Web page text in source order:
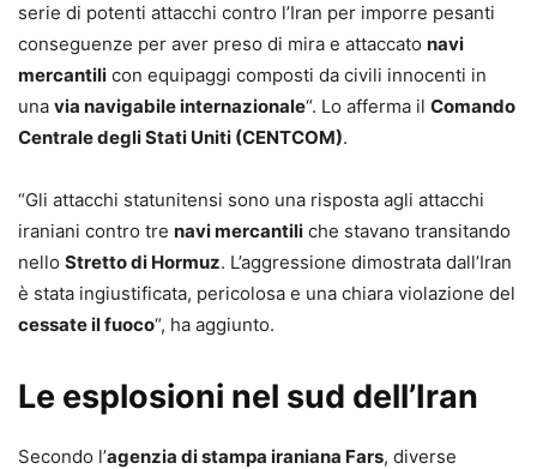
serie di potenti attacchi contro l’Iran per imporre pesanti
conseguenze per aver preso di mira e attaccato navi
mercantili con equipaggi composti da civili innocenti in
una via navigabile internazionale“. Lo afferma il Comando
Centrale degli Stati Uniti (CENTCOM).
“Gli attacchi statunitensi sono una risposta agli attacchi
iraniani contro tre navi mercantili che stavano transitando
nello Stretto di Hormuz. L’aggressione dimostrata dall’Iran
è stata ingiustificata, pericolosa e una chiara violazione del
cessate il fuoco“, ha aggiunto.
Le esplosioni nel sud dell’Iran
Secondo l’agenzia di stampa iraniana Fars, diverse